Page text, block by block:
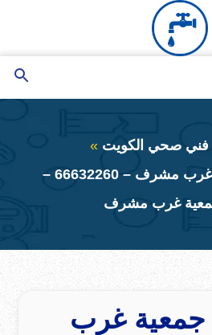
فني صحي الكويت
فني صحي جمعية غرب مشرف – 66632260 –
غرب مشرف
غرب